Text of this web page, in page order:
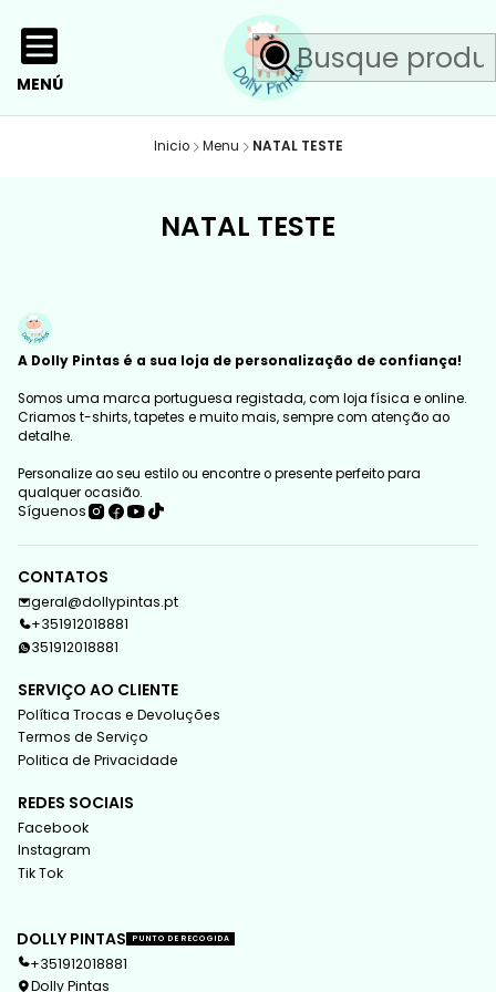
MENÚ
Inicio Menu NATAL TESTE
NATAL TESTE
A Dolly Pintas é a sua loja de personalização de confiança!
Somos uma marca portuguesa registada, com loja física e online.
Criamos t-shirts, tapetes e muito mais, sempre com atenção ao
detalhe.
Personalize ao seu estilo ou encontre o presente perfeito para
qualquer ocasião.
Síguenos
CONTATOS
geral@dollypintas.pt
+351912018881
351912018881
SERVIÇO AO CLIENTE
Política Trocas e Devoluções
Termos de Serviço
Politica de Privacidade
REDES SOCIAIS
Facebook
Instagram
Tik Tok
DOLLY PINTAS PUNTO DE RECOGIDA
+351912018881
Dolly Pintas